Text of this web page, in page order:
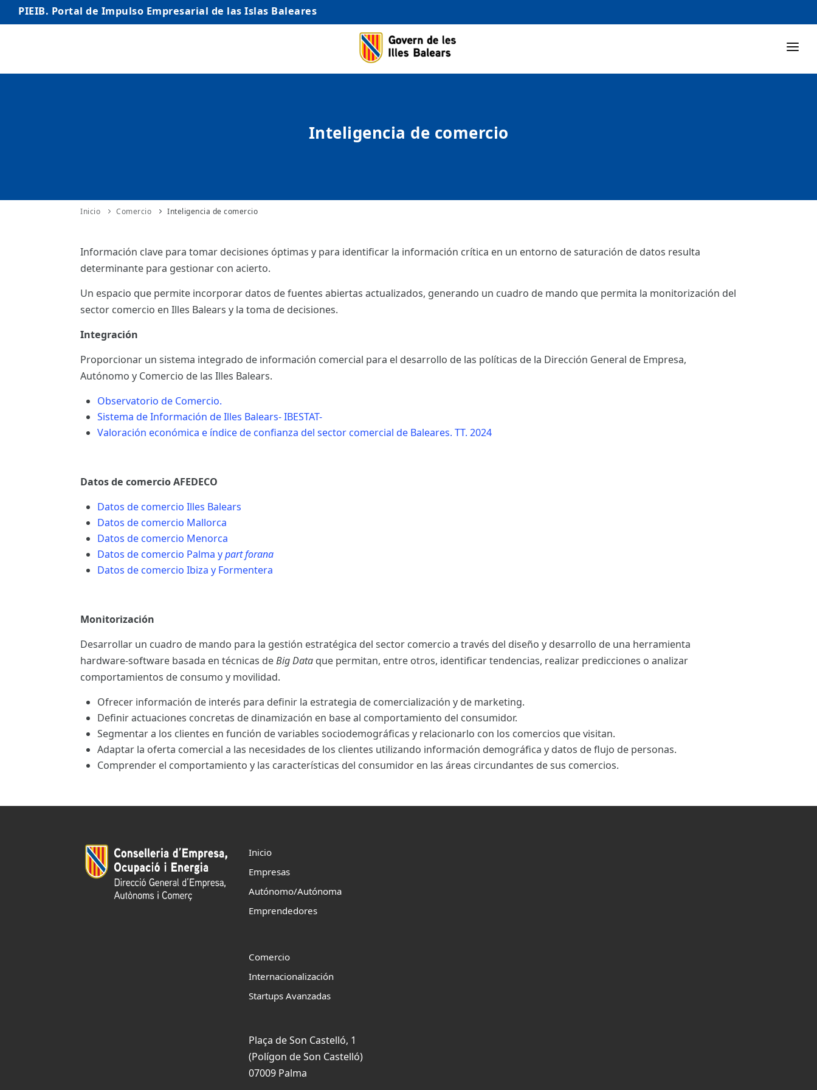
PIEIB. Portal de Impulso Empresarial de las Islas Baleares
INICIO
INTERNACIONALIZACIÓN
Inteligencia de comercio
Inicio Comercio Inteligencia de comercio
Información clave para tomar decisiones óptimas y para identificar la información crítica en un entorno de saturación de datos resulta
determinante para gestionar con acierto.
Un espacio que permite incorporar datos de fuentes abiertas actualizados, generando un cuadro de mando que permita la monitorización del
sector comercio en Illes Balears y la toma de decisiones.
Integración
Proporcionar un sistema integrado de información comercial para el desarrollo de las políticas de la Dirección General de Empresa,
Autónomo y Comercio de las Illes Balears.
Observatorio de Comercio.
Sistema de Información de Illes Balears- IBESTAT-
Valoración económica e índice de confianza del sector comercial de Baleares. TT. 2024
Datos de comercio AFEDECO
Datos de comercio Illes Balears
Datos de comercio Mallorca
Datos de comercio Menorca
Datos de comercio Palma ypart forana
Datos de comercio Ibiza y Formentera
Monitorización
Desarrollar un cuadro de mando para la gestión estratégica del sector comercio a través del diseño y desarrollo de una herramienta
hardware-software basada en técnicas deBig Data que permitan, entre otros, identificar tendencias, realizar predicciones o analizar
comportamientos de consumo y movilidad.
Ofrecer información de interés para definir la estrategia de comercialización y de marketing.
Definir actuaciones concretas de dinamización en base al comportamiento del consumidor.
Segmentar a los clientes en función de variables sociodemográficas y relacionarlo con los comercios que visitan.
Adaptar la oferta comercial a las necesidades de los clientes utilizando información demográfica y datos de flujo de personas.
Comprender el comportamiento y las características del consumidor en las áreas circundantes de sus comercios.
Inicio
Empresas
Autónomo/Autónoma
Emprendedores
Comercio
Internacionalización
Startups Avanzadas
Plaça de Son Castelló, 1
(Polígon de Son Castelló)
07009 Palma